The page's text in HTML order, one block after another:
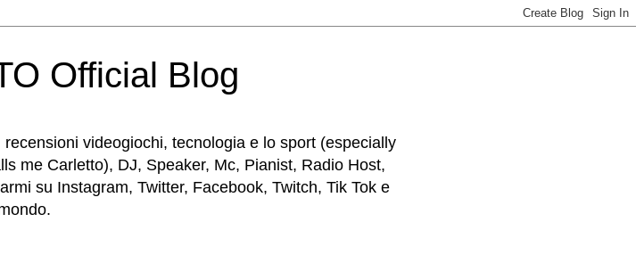
Official Blog
videogiochi, tecnologia e lo sport (especially
me Carletto), DJ, Speaker, Mc, Pianist, Radio Host,
su Instagram, Twitter, Facebook, Twitch, Tik Tok e